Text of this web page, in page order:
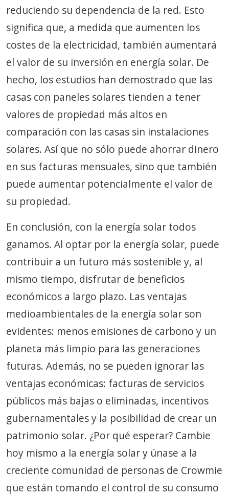
reduciendo su dependencia de la red. Esto
significa que, a medida que aumenten los
costes de la electricidad, también aumentará
el valor de su inversión en energía solar. De
hecho, los estudios han demostrado que las
casas con paneles solares tienden a tener
valores de propiedad más altos en
comparación con las casas sin instalaciones
solares. Así que no sólo puede ahorrar dinero
en sus facturas mensuales, sino que también
puede aumentar potencialmente el valor de
su propiedad.
En conclusión, con la energía solar todos
ganamos. Al optar por la energía solar, puede
contribuir a un futuro más sostenible y, al
mismo tiempo, disfrutar de beneficios
económicos a largo plazo. Las ventajas
medioambientales de la energía solar son
evidentes: menos emisiones de carbono y un
planeta más limpio para las generaciones
futuras. Además, no se pueden ignorar las
ventajas económicas: facturas de servicios
públicos más bajas o eliminadas, incentivos
gubernamentales y la posibilidad de crear un
patrimonio solar. ¿Por qué esperar? Cambie
hoy mismo a la energía solar y únase a la
creciente comunidad de personas de Crowmie
que están tomando el control de su consumo